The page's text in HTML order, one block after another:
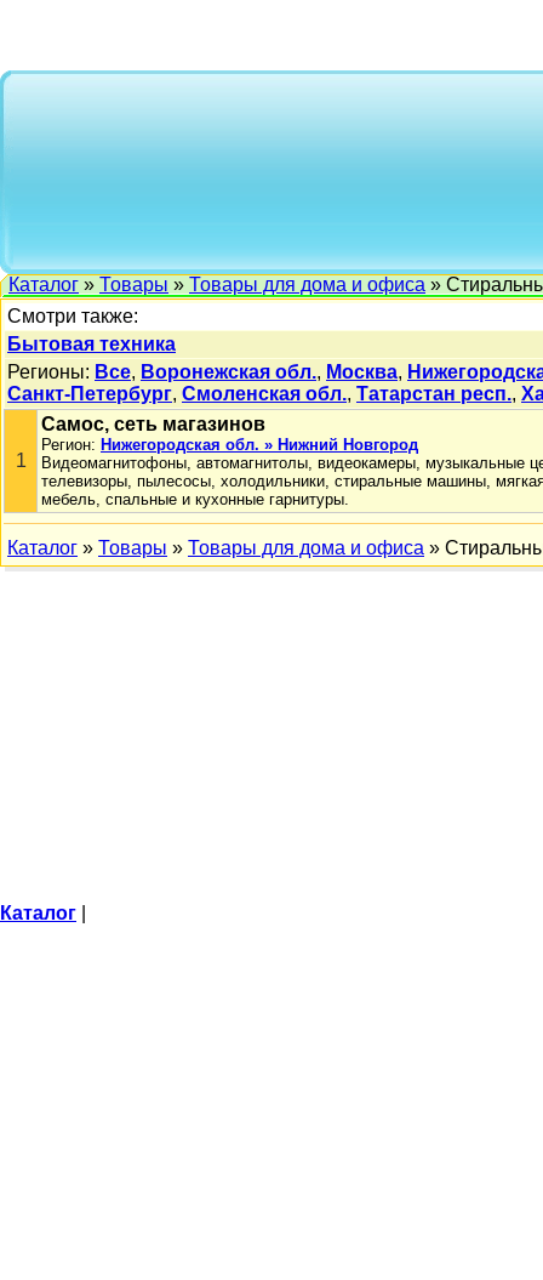
Каталог » Товары » Товары для дома и офиса »
Смотри также:
Бытовая техника
Регионы: Все, Воронежская обл., Москва,
Санкт-Петербург, Смоленская обл., Татарстан респ.,
1
Самос, сеть магазинов
Регион: Нижегородская обл. » Нижний Новгород
Видеомагнитофоны, автомагнитолы, видеокамеры, музыкальные
телевизоры, пылесосы, холодильники, стиральные машины,
мебель, спальные и кухонные гарнитуры.
Каталог » Товары » Товары для дома и офиса »
Каталог